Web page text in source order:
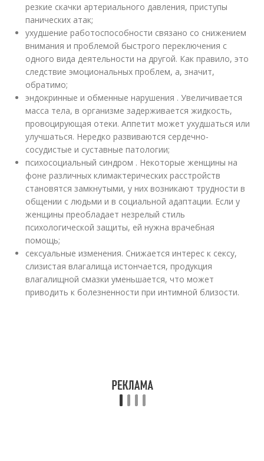
резкие скачки артериального давления, приступы
панических атак;
ухудшение работоспособности связано со снижением
внимания и проблемой быстрого переключения с
одного вида деятельности на другой. Как правило, это
следствие эмоциональных проблем, а, значит,
обратимо;
эндокринные и обменные нарушения . Увеличивается
масса тела, в организме задерживается жидкость,
провоцирующая отеки. Аппетит может ухудшаться или
улучшаться. Нередко развиваются сердечно-
сосудистые и суставные патологии;
психосоциальный синдром . Некоторые женщины на
фоне различных климактерических расстройств
становятся замкнутыми, у них возникают трудности в
общении с людьми и в социальной адаптации. Если у
женщины преобладает незрелый стиль
психологической защиты, ей нужна врачебная
помощь;
сексуальные изменения. Снижается интерес к сексу,
слизистая влагалища истончается, продукция
влагалищной смазки уменьшается, что может
приводить к болезненности при интимной близости.